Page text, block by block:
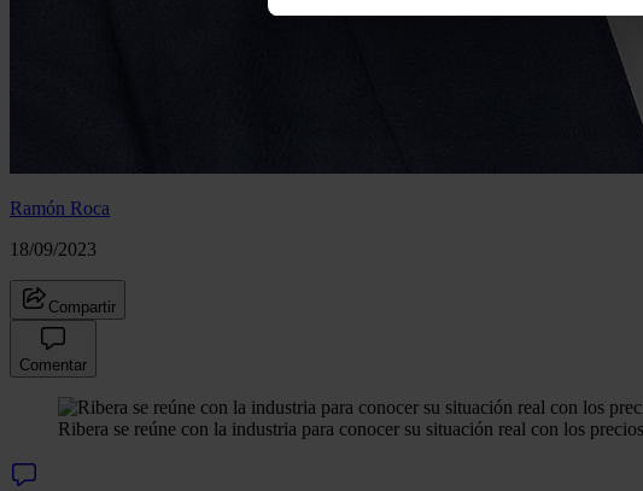
Las cookies de este sitio web se usan
y analizar el tráfico. Además,
redes sociales, publicidad y análisis
que hayan recopilado a partir del uso
Ramón Roca
18/09/2023
Compartir
Comentar
Ribera se reúne con la industria para conocer su situación real con los